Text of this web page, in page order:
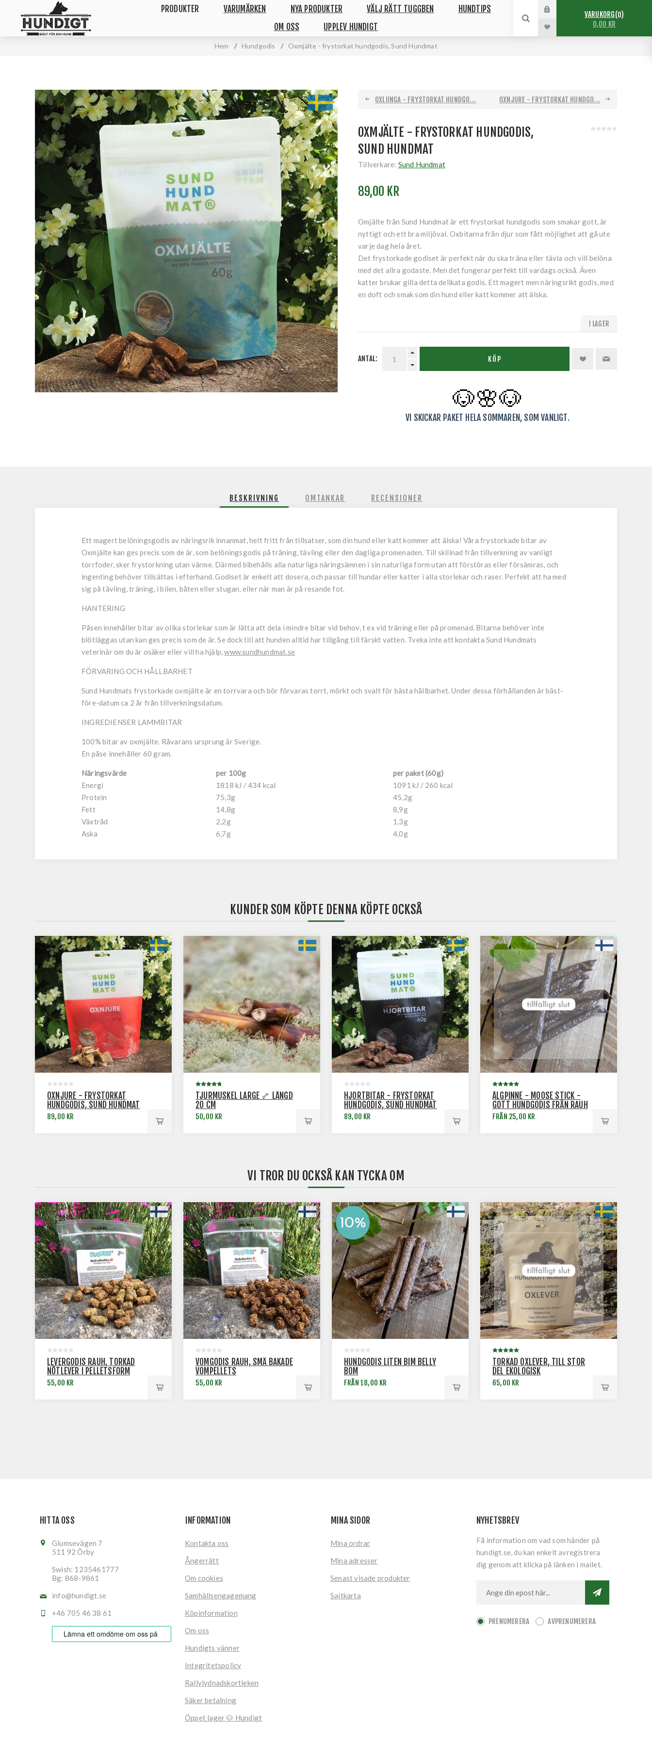
PRODUKTER VARUMÄRKEN NYA PRODUKTER VÄLJ RÄTT TUGGBEN
HUNDTIPS
OM OSS
UPPLEV HUNDIGT
VARUKORG 0
0,00 KR
Hem / Hundgodis / Oxmjälte - frystorkat hundgodis, Sund Hundmat
OXLUNGA - FRYSTORKAT HUNDGO... OXNJURE - FRYSTORKAT HUNDGO...
OXMJÄLTE - FRYSTORKAT HUNDGODIS,
SUND HUNDMAT
Tillverkare: Sund Hundmat
89,00 KR
Omjälte från Sund Hundmat är ett frystorkat hundgodis som smakar gott, är
nyttigt och ett bra miljöval. Oxbitarna från djur som fått möjlighet att gå ute
varje dag hela året.
Det frystorkade godiset är perfekt när du ska träna eller tävla och vill belöna
med det allra godaste. Men det fungerar perfekt till vardags också. Även
katter brukar gilla detta delikata godis. Ett magert men näringsrikt godis, med
en doft och smak som din hund eller katt kommer att älska.
I LAGER
ANTAL: KÖP
🐶🌸🐶
VI SKICKAR PAKET HELA SOMMAREN, SOM VANLIGT.
BESKRIVNING OMTANKAR RECENSIONER
Ett magert belöningsgodis av näringsrik innanmat, helt fritt från tillsatser, som din hund eller katt kommer att älska! Våra frystorkade bitar av
Oxmjälte kan ges precis som de är, som belöningsgodis på träning, tävling eller den dagliga promenaden. Till skillnad från tillverkning av vanligt
torrfoder, sker frystorkning utan värme. Därmed bibehålls alla naturliga näringsämnen i sin naturliga form utan att förstöras eller försämras, och
ingenting behöver tillsättas i efterhand. Godiset är enkelt att dosera, och passar till hundar eller katter i alla storlekar och raser. Perfekt att ha med
sig på tävling, träning, i bilen, båten eller stugan, eller när man är på resande fot.
HANTERING
Påsen innehåller bitar av olika storlekar som är lätta att dela i mindre bitar vid behov, t ex vid träning eller på promenad. Bitarna behöver inte
blötläggas utan kan ges precis som de är. Se dock till att hunden alltid har tillgång till färskt vatten. Tveka inte att kontakta Sund Hundmats
veterinär om du är osäker eller vill ha hjälp,www.sundhundmat.se
FÖRVARING OCH HÅLLBARHET
Sund Hundmats frystorkade oxmjälte är en torrvara och bör förvaras torrt, mörkt och svalt för bästa hållbarhet. Under dessa förhållanden är bäst-
före-datum ca 2 år från tillverkningsdatum.
INGREDIENSER LAMMBITAR
100% bitar av oxmjälte. Råvarans ursprung är Sverige.
En påse innehåller 60 gram.
Näringsvärde per 100g
per paket (60g)
Energi
1818 kJ / 434 kcal
1091 kJ / 260 kcal
Protein
75,3g
45,2g
Fett
14,8g
8,9g
Växtråd
2,2g
1,3g
Aska
6,7g 4,0g
KUNDER SOM KÖPTE DENNA KÖPTE OCKSÅ
OXNJURE - FRYSTORKAT
HUNDGODIS, SUND HUNDMAT
89,00 KR
TJURMUSKEL LARGE 🦴 LÄNGD
20 CM
50,00 KR
HJORTBITAR - FRYSTORKAT
HUNDGODIS, SUND HUNDMAT
89,00 KR
ÄLGPINNE - MOOSE STICK -
GOTT HUNDGODIS FRÅN RAUH
FRÅN 25,00 KR
VI TROR DU OCKSÅ KAN TYCKA OM
LEVERGODIS RAUH, TORKAD
NÖTLEVER I PELLETSFORM
55,00 KR
VOMGODIS RAUH, SMÅ BAKADE
VOMPELLETS
55,00 KR
HUNDGODIS LITEN BIM BELLY
BOM
FRÅN 18,00 KR
TORKAD OXLEVER, TILL STOR
DEL EKOLOGISK
65,00 KR
HITTA OSS
Glumsevägen 7
511 92 Örby
Swish: 1235461777
Bg: 868-9861
info@hundigt.se
+46 705 46 38 61
INFORMATION
Kontakta oss
Ångerrätt
Om cookies
Samhällsengagemang
Köpinformation
Om oss
Hundigts vänner
Integritetspolicy
Rallylydnadskortleken
Säker betalning
Öppet lager 🐶 Hundigt
MINA SIDOR
Mina ordrar
Mina adresser
Senast visade produkter
Sajtkarta
NYHETSBREV
Få information om vad som händer på
hundigt.se, du kan enkelt avregistrera
dig genom att klicka på länken i mailet.
PRENUMERERA AVPRENUMERERA